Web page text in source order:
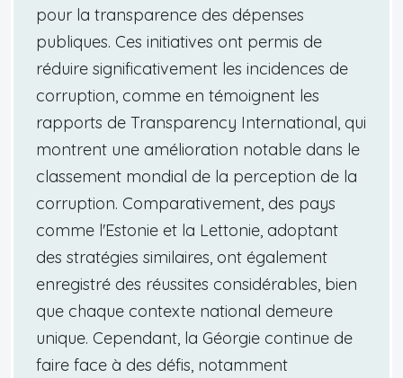
pour la transparence des dépenses
publiques. Ces initiatives ont permis de
réduire significativement les incidences de
corruption, comme en témoignent les
rapports de Transparency International, qui
montrent une amélioration notable dans le
classement mondial de la perception de la
corruption. Comparativement, des pays
comme l'Estonie et la Lettonie, adoptant
des stratégies similaires, ont également
enregistré des réussites considérables, bien
que chaque contexte national demeure
unique. Cependant, la Géorgie continue de
faire face à des défis, notamment